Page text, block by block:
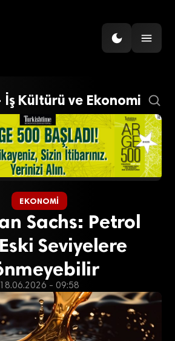
İş Kültürü ve Ekonomi
EKONOMI
Sachs: Petrol
Eski Seviyelere
18.06.2026 - 09:58